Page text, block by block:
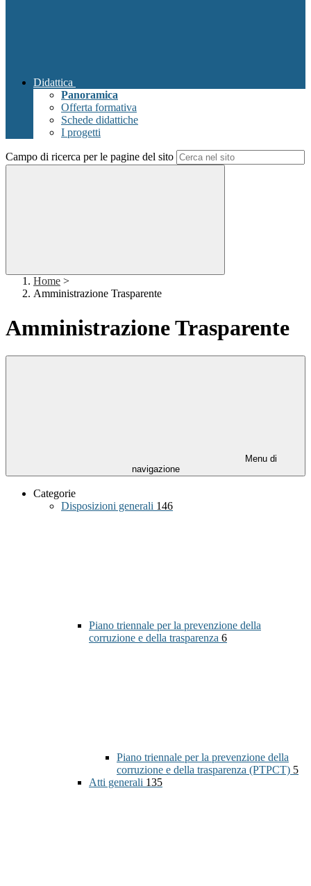
Didattica
Panoramica
Offerta formativa
Schede didattiche
I progetti
Campo di ricerca per le pagine del sito
Home >
Amministrazione Trasparente
Amministrazione Trasparente
Menu di
navigazione
Categorie
Disposizioni generali 146
Piano triennale per la prevenzione della
corruzione e della trasparenza 6
Piano triennale per la prevenzione della
corruzione e della trasparenza (PTPCT) 5
Atti generali 135